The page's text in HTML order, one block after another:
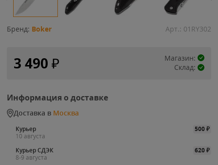
Бренд: Boker Арт.: 01RY302
3 490 ₽
Магазин:
Склад:
Информация о доставке
Доставка в Москва
Курьер 500₽
10 августа
Курьер СДЭК
620₽
8-9 августа